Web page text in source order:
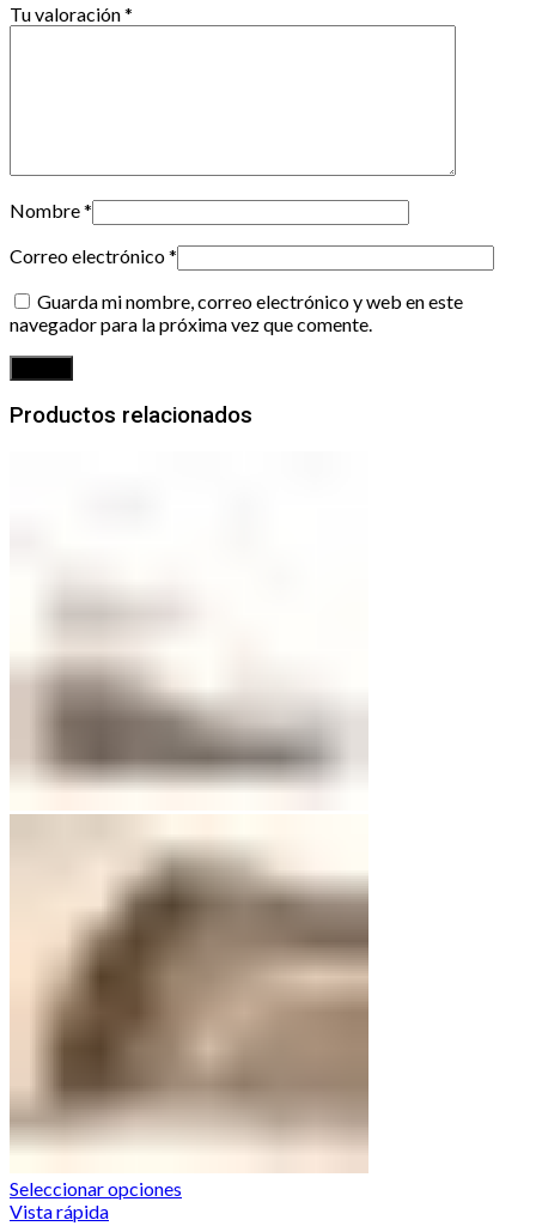
Tu valoración*
Nombre*
Correo electrónico*
Guarda mi nombre, correo electrónico y web en este
navegador para la próxima vez que comente.
Productos relacionados
Seleccionar opciones
Vista rápida